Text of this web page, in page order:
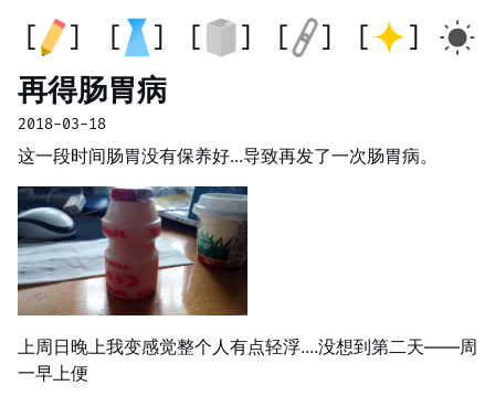
再得肠胃病
2018-03-18
这一段时间肠胃没有保养好...导致再发了一次肠胃病。
上周日晚上我变感觉整个人有点轻浮....没想到第二天——周
一早上便